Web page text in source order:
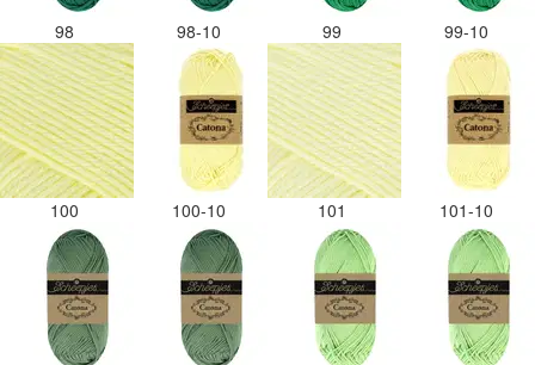
98 98-10 99 99-10
100 100-10 101 101-10